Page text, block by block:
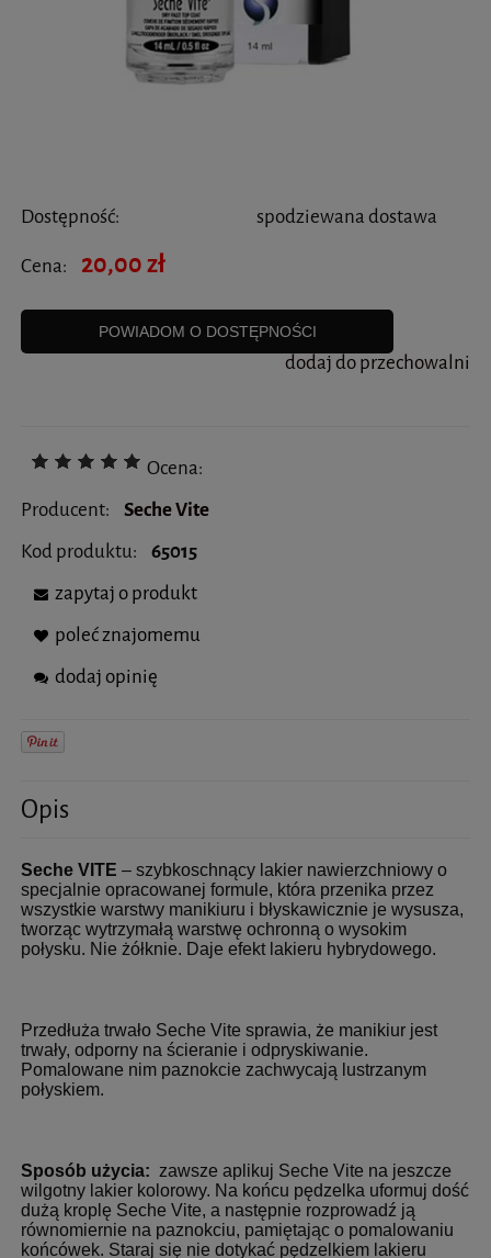
Dostępność:
spodziewana dostawa
Cena:
20,00 zł
POWIADOM O DOSTĘPNOŚCI
dodaj do przechowalni
Ocena:
Producent:
Seche Vite
Kod produktu:
65015
zapytaj o produkt
poleć znajomemu
dodaj opinię
Opis
Seche VITE – szybkoschnący lakier nawierzchniowy o
specjalnie opracowanej formule, która przenika przez
wszystkie warstwy manikiuru i błyskawicznie je wysusza,
tworząc wytrzymałą warstwę ochronną o wysokim
połysku. Nie żółknie. Daje efekt lakieru hybrydowego.
Przedłuża trwało Seche Vite sprawia, że manikiur jest
trwały, odporny na ścieranie i odpryskiwanie.
Pomalowane nim paznokcie zachwycają lustrzanym
połyskiem.
Sposób użycia: zawsze aplikuj Seche Vite na jeszcze
wilgotny lakier kolorowy. Na końcu pędzelka uformuj dość
dużą kroplę Seche Vite, a następnie rozprowadź ją
równomiernie na paznokciu, pamiętając o pomalowaniu
końcówek. Staraj się nie dotykać pędzelkiem lakieru